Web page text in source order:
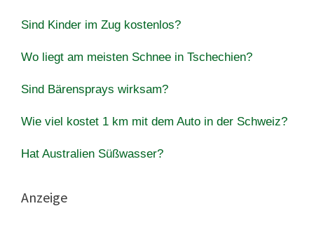
Sind Kinder im Zug kostenlos?
Wo liegt am meisten Schnee in Tschechien?
Sind Bärensprays wirksam?
Wie viel kostet 1 km mit dem Auto in der Schweiz?
Hat Australien Süßwasser?
Anzeige